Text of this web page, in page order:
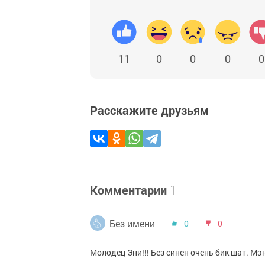
11 0 0 0 0
Расскажите друзьям
Комментарии 1
Без имени 0 0
Молодец Эни!!! Без синен очень бик шат.